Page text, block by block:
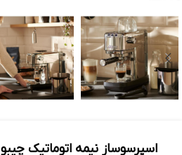
اسپرسوساز نیمه اتوماتیک چیبو Lapressa استیل